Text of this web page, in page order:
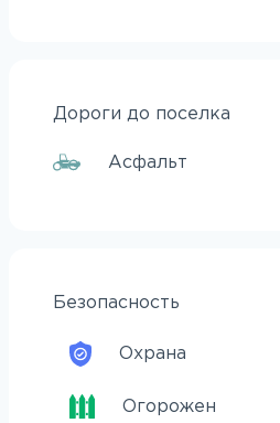
Дороги до поселка
Асфальт
Безопасность
Охрана
Огорожен